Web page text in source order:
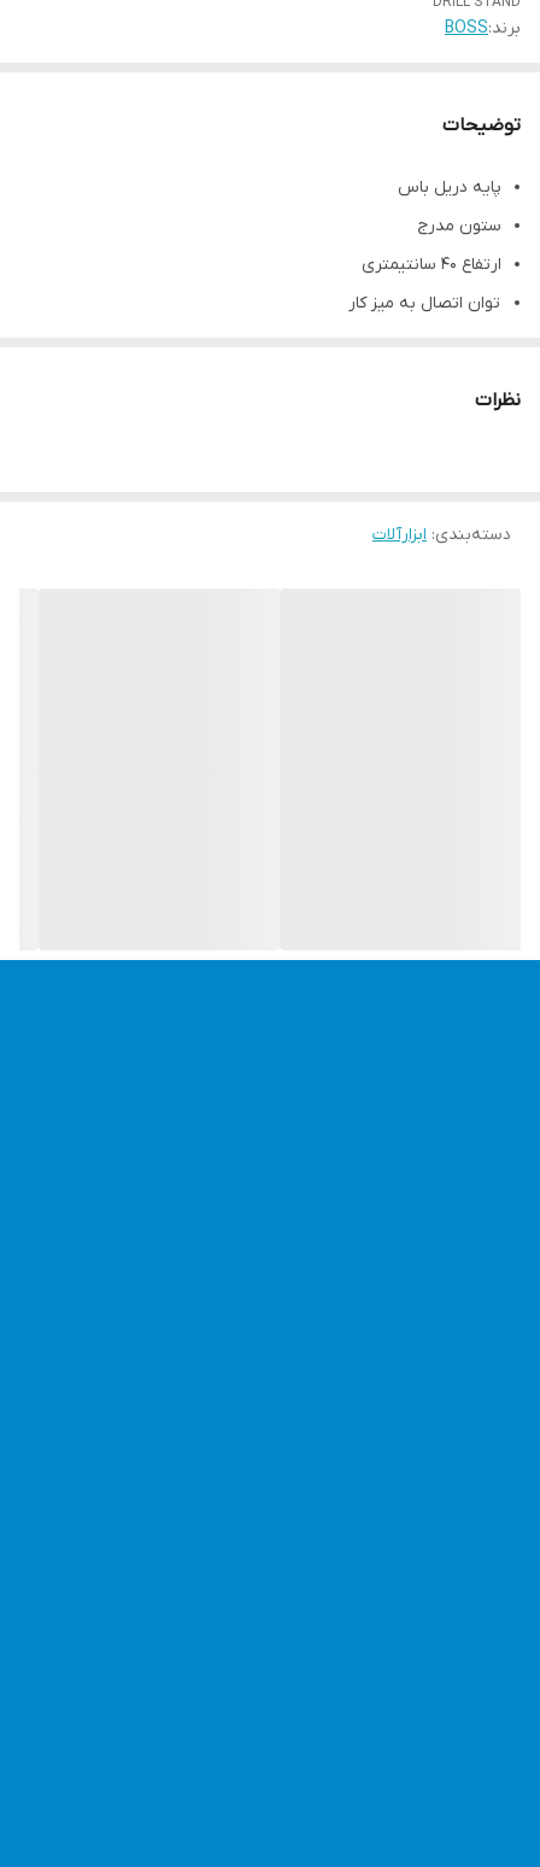
برند:BOSS
توضیحات
پایه دریل باس
ستون مدرج
ارتفاع ۴۰ سانتیمتری
توان اتصال به میز کار
توانایی اتصال مته تا سایز ۱۳ میلیمتر
گارانتی سلامت فیزیکی
نظرات
دسته‌بندی: ابزارآلات